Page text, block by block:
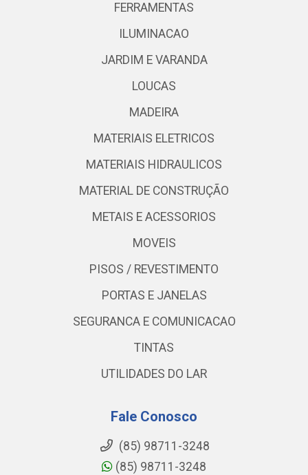
FERRAMENTAS
ILUMINACAO
JARDIM E VARANDA
LOUCAS
MADEIRA
MATERIAIS ELETRICOS
MATERIAIS HIDRAULICOS
MATERIAL DE CONSTRUÇÃO
METAIS E ACESSORIOS
MOVEIS
PISOS / REVESTIMENTO
PORTAS E JANELAS
SEGURANCA E COMUNICACAO
TINTAS
UTILIDADES DO LAR
Fale Conosco
(85) 98711-3248
(85) 98711-3248